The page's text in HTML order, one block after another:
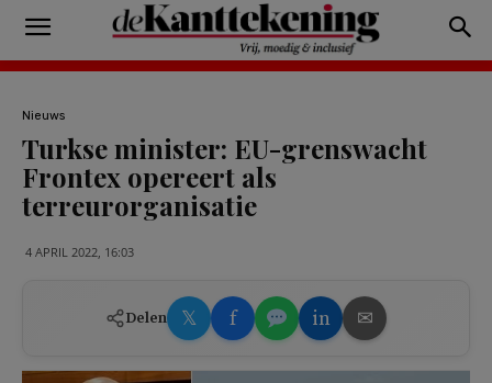
Nieuws
Turkse minister: EU-grenswacht
Frontex opereert als
terreurorganisatie
4 APRIL 2022, 16:03
Delen 𝕏 f in ✉